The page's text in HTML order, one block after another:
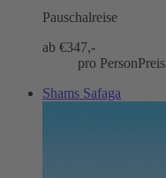
Pauschalreise
ab €347,-
pro Person
Shams Safaga